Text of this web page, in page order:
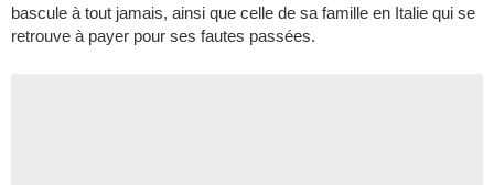
bascule à tout jamais, ainsi que celle de sa famille en Italie qui se
retrouve à payer pour ses fautes passées.